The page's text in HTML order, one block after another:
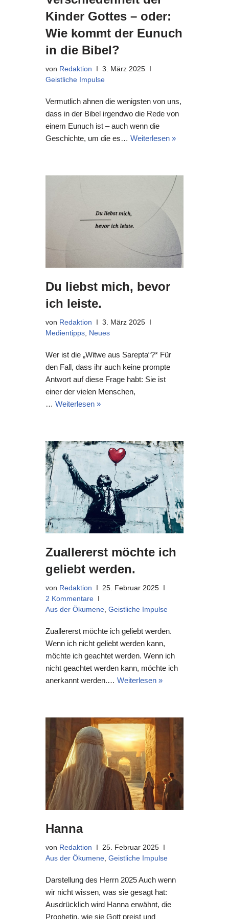
Kinder Gottes – oder:
Wie kommt der Eunuch
in die Bibel?
von Redaktion
3. März 2025
Geistliche Impulse
Vermutlich ahnen die wenigsten von uns,
dass in der Bibel irgendwo die Rede von
einem Eunuch ist – auch wenn die
Geschichte, um die es… Weiterlesen »
Du liebst mich, bevor
ich leiste.
von Redaktion
3. März 2025
Medientipps, Neues
Wer ist die „Witwe aus Sarepta“?* Für
den Fall, dass ihr auch keine prompte
Antwort auf diese Frage habt: Sie ist
einer der vielen Menschen,
… Weiterlesen »
Zuallererst möchte ich
geliebt werden.
von Redaktion
25. Februar 2025
2 Kommentare
Aus der Ökumene, Geistliche Impulse
Zuallererst möchte ich geliebt werden.
Wenn ich nicht geliebt werden kann,
möchte ich geachtet werden. Wenn ich
nicht geachtet werden kann, möchte ich
anerkannt werden.… Weiterlesen »
Hanna
von Redaktion
25. Februar 2025
Aus der Ökumene, Geistliche Impulse
Darstellung des Herrn 2025 Auch wenn
wir nicht wissen, was sie gesagt hat:
Ausdrücklich wird Hanna erwähnt, die
Prophetin, wie sie Gott preist und